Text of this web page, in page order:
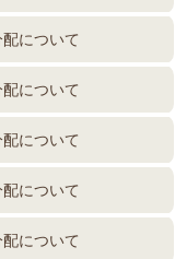
について
について
について
について
について